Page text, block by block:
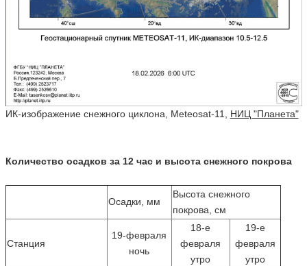
ИК-изображение снежного циклона, Meteosat-11, НИЦ "Планета"
Количество осадков за 12 час и высота снежного покрова
Осадки, мм
Высота снежного
покрова, см
Станция
19-февраля
ночь
18-е
февраля
утро
19-е
февраля
утро